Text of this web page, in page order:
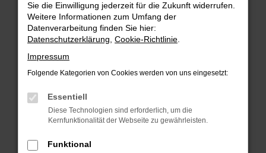
Fehler: Network Error
Beim Laden ist ein Fehler aufgetreten.
Hier sind ein paar Tipps, die dir helfen können:
Überprüfe deine Firewall und deine
Internetverbindung.
deine Suchmaschine?
Sie die Einwilligung jederzeit für die Zukunft widerrufen.
Weitere Informationen zum Umfang der
Datenverarbeitung finden Sie hier:
Datenschutzerklärung Cookie-Richtlinie
Impressum
Folgende Kategorien von Cookies werden von uns eingesetzt:
Essentiell
Diese Technologien sind erforderlich, um die
Kernfunktionalität der Webseite zu gewährleisten.
Funktional